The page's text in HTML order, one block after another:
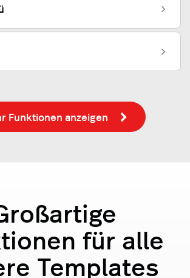
Funktionen anzeigen
für alle
Templates